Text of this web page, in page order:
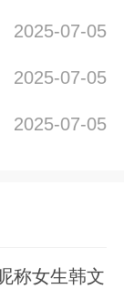
2025-07-05
2025-07-05
2025-07-05
称女生韩文